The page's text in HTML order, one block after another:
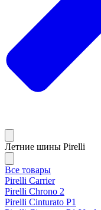
Летние шины Pirelli
Все товары
Pirelli Carrier
Pirelli Chrono 2
Pirelli Cinturato P1